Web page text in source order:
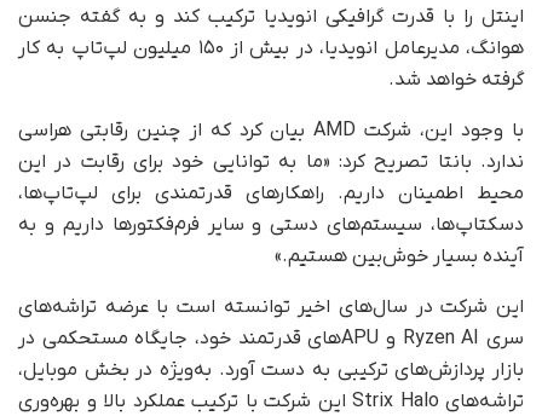
اینتل را با قدرت گرافیکی انویدیا ترکیب کند و به گفته جنسن
هوانگ، مدیرعامل انویدیا، در بیش از ۱۵۰ میلیون لپ‌تاپ به کار
گرفته خواهد شد.
با وجود این، شرکت AMD بیان کرد که از چنین رقابتی هراسی
ندارد. بانتا تصریح کرد: «ما به توانایی خود برای رقابت در این
محیط اطمینان داریم. راهکارهای قدرتمندی برای لپ‌تاپ‌ها،
دسکتاپ‌ها، سیستم‌های دستی و سایر فرم‌فکتورها داریم و به
آینده بسیار خوش‌بین هستیم.»
این شرکت در سال‌های اخیر توانسته است با عرضه تراشه‌های
سری Ryzen AI و APUهای قدرتمند خود، جایگاه مستحکمی در
بازار پردازش‌های ترکیبی به دست آورد. به‌ویژه در بخش موبایل،
تراشه‌های Strix Halo این شرکت با ترکیب عملکرد بالا و بهره‌وری